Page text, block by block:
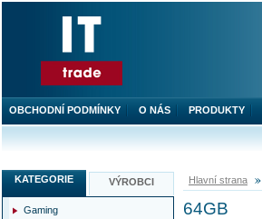
Hlavní strana
64GB
KATEGORIE VÝROBCI
Gaming
OBCHODNÍ PODMÍNKY O NÁS PRODUKTY